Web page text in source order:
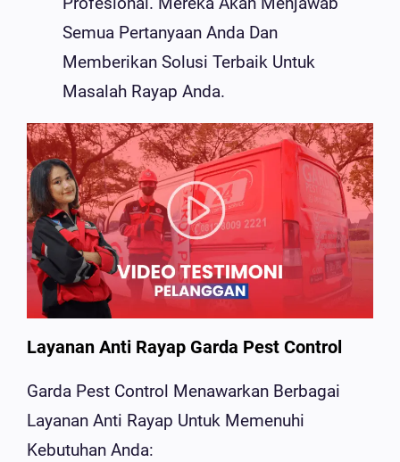
Semua Pertanyaan Anda Dan
Memberikan Solusi Terbaik Untuk
Masalah Rayap Anda.
Layanan Anti Rayap Garda Pest Control
Garda Pest Control Menawarkan Berbagai
Layanan Anti Rayap Untuk Memenuhi
Kebutuhan Anda: